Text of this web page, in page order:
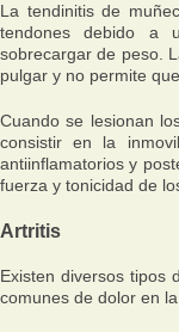
La tendinitis de
tendones debido a
sobrecargar de peso.
pulgar y no permite
Cuando se lesionan
consistir en la
antiinflamatorios y
fuerza y tonicidad de
Artritis
Existen diversos tipos
comunes de dolor en